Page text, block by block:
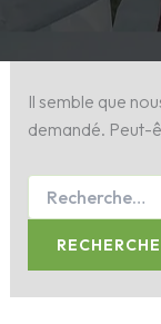
Il semble que
demandé. Peut-